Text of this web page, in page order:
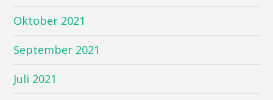
Oktober 2021
September 2021
Juli 2021